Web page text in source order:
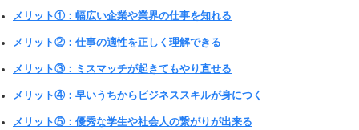
メリット①：幅広い企業や業界の仕事を知れる
メリット②：仕事の適性を正しく理解できる
メリット③：ミスマッチが起きてもやり直せる
メリット④：早いうちからビジネススキルが身につく
メリット⑤：優秀な学生や社会人の繋がりが出来る